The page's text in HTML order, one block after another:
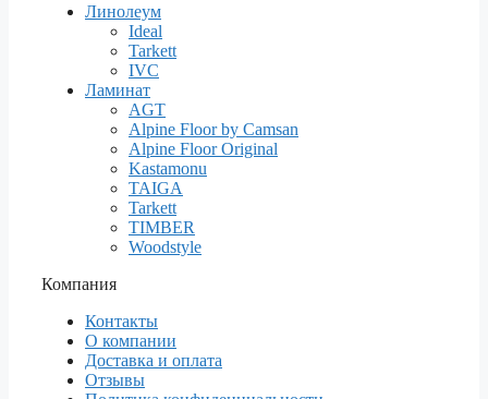
Линолеум
Ideal
Tarkett
IVC
Ламинат
AGT
Alpine Floor by Camsan
Alpine Floor Original
Kastamonu
TAIGA
Tarkett
TIMBER
Woodstyle
Компания
Контакты
О компании
Доставка и оплата
Отзывы